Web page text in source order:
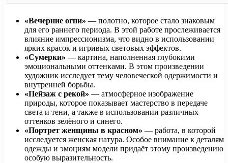
«Вечерние огни» — полотно, которое стало знаковым
для его раннего периода. В этой работе прослеживается
влияние импрессионизма, что видно в использовании
ярких красок и игривых световых эффектов.
«Сумерки» — картина, наполненная глубокими
эмоциональными оттенками. В этом произведении
художник исследует тему человеческой одержимости и
внутренней борьбы.
«Пейзаж с рекой» — атмосферное изображение
природы, которое показывает мастерство в передаче
света и тени, а также в использовании различных
оттенков зелёного и синего.
«Портрет женщины в красном» — работа, в которой
исследуется женская натура. Особое внимание к деталям
одежды и эмоциям модели придаёт этому произведению
особую выразительность.